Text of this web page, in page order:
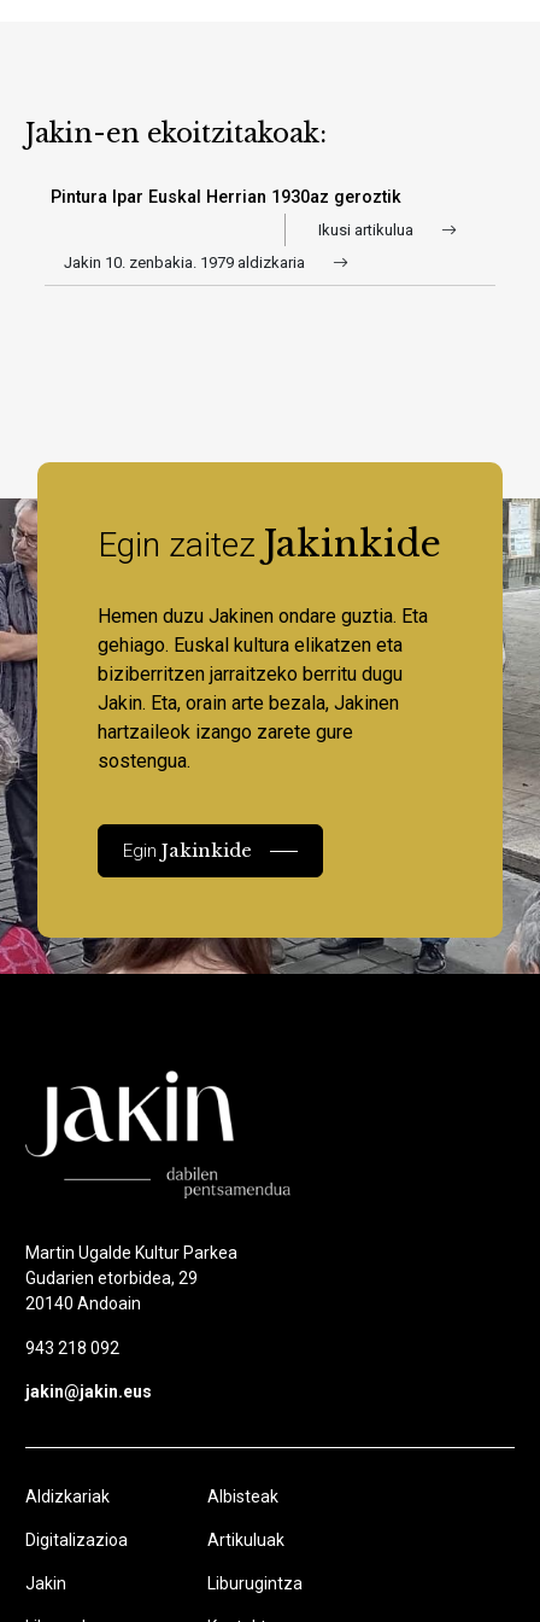
Jakin-en ekoitzitakoak:
Pintura Ipar Euskal Herrian 1930az geroztik
Ikusi artikulua
Jakin 10. zenbakia. 1979 aldizkaria
Egin zaitez Jakinkide
Hemen duzu Jakinen ondare guztia. Eta
gehiago. Euskal kultura elikatzen eta
biziberritzen jarraitzeko berritu dugu
Jakin. Eta, orain arte bezala, Jakinen
hartzaileok izango zarete gure
sostengua.
EginJakinkide
Martin Ugalde Kultur Parkea
Gudarien etorbidea, 29
20140 Andoain
943 218 092
jakin@jakin.eus
Aldizkariak
Digitalizazioa
Jakin
Albisteak
Artikuluak
Liburugintza